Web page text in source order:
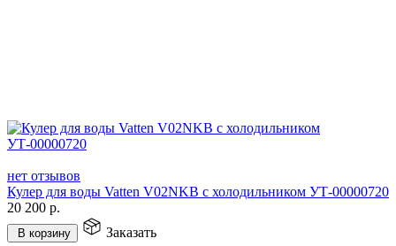
нет отзывов
Кулер для воды Vatten V02NKB с холодильником УТ-00000720
20 200 р.
В корзину Заказать